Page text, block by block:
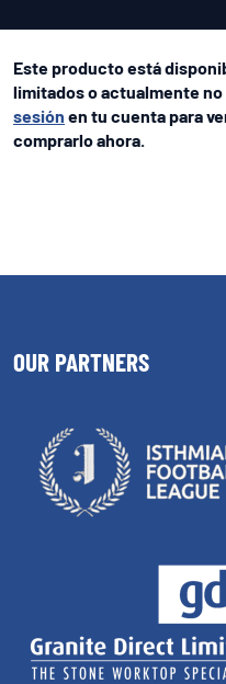
Este producto está
limitados o actualmente
sesión en tu cuenta para
comprarlo ahora.
OUR PARTNERS